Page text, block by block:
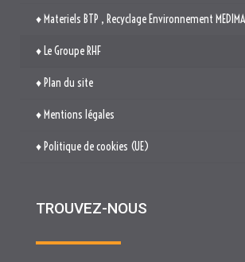
♦ Politique de cookies (UE)
TROUVEZ-NOUS
514. Avenue Jean Monnet
